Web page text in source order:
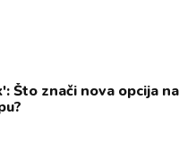
Što znači nova opcija na